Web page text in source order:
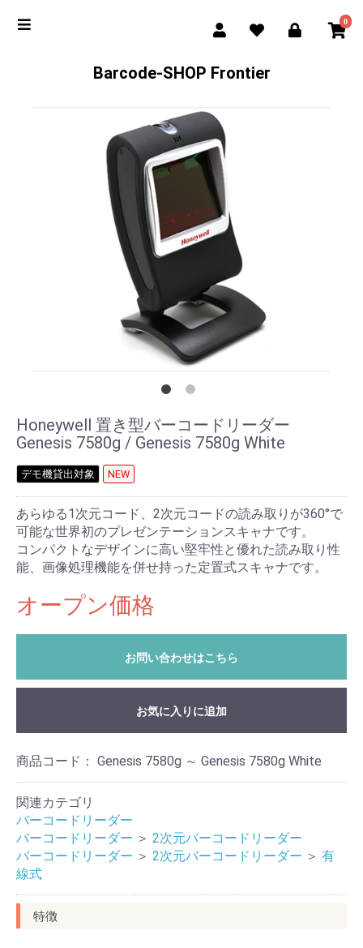
0
Barcode-SHOP Frontier
Honeywell 置き型バーコードリーダー
Genesis 7580g / Genesis 7580g White
デモ機貸出対象 NEW
あらゆる1次元コード、2次元コードの読み取りが360°で
可能な世界初のプレゼンテーションスキャナです。
コンパクトなデザインに高い堅牢性と優れた読み取り性
能、画像処理機能を併せ持った定置式スキャナです。
オープン価格
お問い合わせはこちら
お気に入りに追加
商品コード： Genesis 7580g ～ Genesis 7580g White
関連カテゴリ
バーコードリーダー
バーコードリーダー ＞ 2次元バーコードリーダー
バーコードリーダー ＞ 2次元バーコードリーダー ＞ 有
線式
特徴